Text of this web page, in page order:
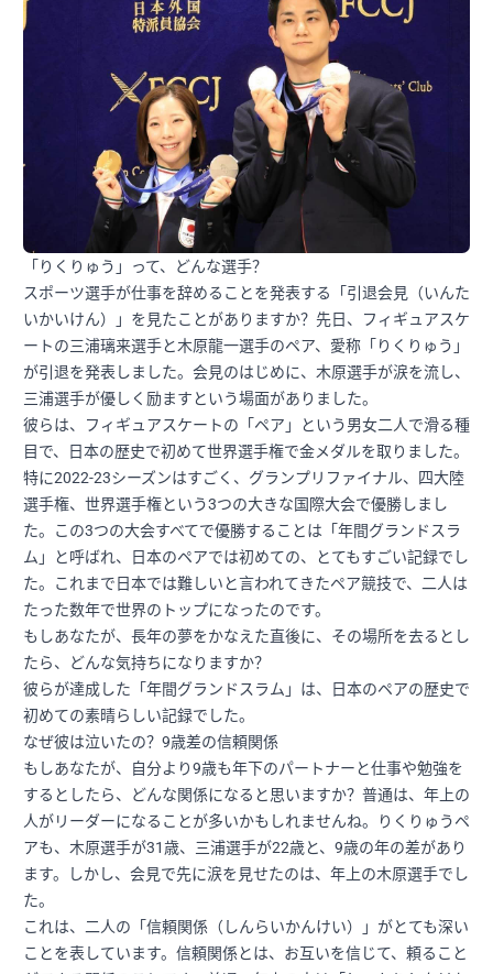
「りくりゅう」って、どんな選手？
スポーツ選手が仕事を辞めることを発表する「引退会見（いんた
いかいけん）」を見たことがありますか？先日、フィギュアスケ
ートの三浦璃来選手と木原龍一選手のペア、愛称「りくりゅう」
が引退を発表しました。会見のはじめに、木原選手が涙を流し、
三浦選手が優しく励ますという場面がありました。
彼らは、フィギュアスケートの「ペア」という男女二人で滑る種
目で、日本の歴史で初めて世界選手権で金メダルを取りました。
特に2022-23シーズンはすごく、グランプリファイナル、四大陸
選手権、世界選手権という3つの大きな国際大会で優勝しまし
た。この3つの大会すべてで優勝することは「年間グランドスラ
ム」と呼ばれ、日本のペアでは初めての、とてもすごい記録でし
た。これまで日本では難しいと言われてきたペア競技で、二人は
たった数年で世界のトップになったのです。
もしあなたが、長年の夢をかなえた直後に、その場所を去るとし
たら、どんな気持ちになりますか？
彼らが達成した「年間グランドスラム」は、日本のペアの歴史で
初めての素晴らしい記録でした。
なぜ彼は泣いたの？9歳差の信頼関係
もしあなたが、自分より9歳も年下のパートナーと仕事や勉強を
するとしたら、どんな関係になると思いますか？普通は、年上の
人がリーダーになることが多いかもしれませんね。りくりゅうペ
アも、木原選手が31歳、三浦選手が22歳と、9歳の年の差があり
ます。しかし、会見で先に涙を見せたのは、年上の木原選手でし
た。
これは、二人の「信頼関係（しんらいかんけい）」がとても深い
ことを表しています。信頼関係とは、お互いを信じて、頼ること